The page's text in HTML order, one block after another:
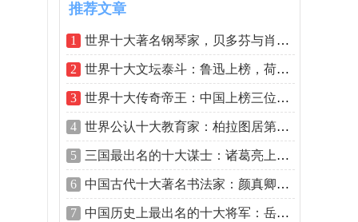
推荐文章
1 世界十大著名钢琴家，贝多芬与肖邦位居
2 世界十大文坛泰斗：鲁迅上榜，荷马排榜
3 世界十大传奇帝王：中国上榜三位，秦始
4 世界公认十大教育家：柏拉图居第三，孔
5 三国最出名的十大谋士：诸葛亮上榜，郭
6 中国古代十大著名书法家：颜真卿居第三
7 中国历史上最出名的十大将军：岳飞上榜